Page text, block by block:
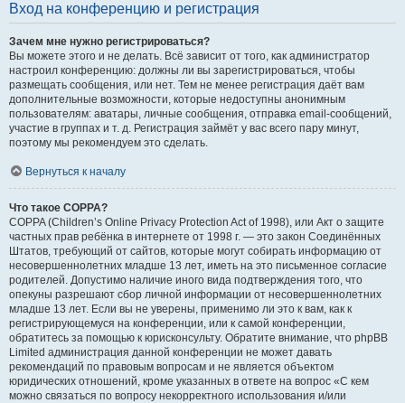
Вход на конференцию и регистрация
Зачем мне нужно регистрироваться?
Вы можете этого и не делать. Всё зависит от того, как администратор
настроил конференцию: должны ли вы зарегистрироваться, чтобы
размещать сообщения, или нет. Тем не менее регистрация даёт вам
дополнительные возможности, которые недоступны анонимным
пользователям: аватары, личные сообщения, отправка email-сообщений,
участие в группах и т. д. Регистрация займёт у вас всего пару минут,
поэтому мы рекомендуем это сделать.
Вернуться к началу
Что такое COPPA?
COPPA (Children’s Online Privacy Protection Act of 1998), или Акт о защите
частных прав ребёнка в интернете от 1998 г. — это закон Соединённых
Штатов, требующий от сайтов, которые могут собирать информацию от
несовершеннолетних младше 13 лет, иметь на это письменное согласие
родителей. Допустимо наличие иного вида подтверждения того, что
опекуны разрешают сбор личной информации от несовершеннолетних
младше 13 лет. Если вы не уверены, применимо ли это к вам, как к
регистрирующемуся на конференции, или к самой конференции,
обратитесь за помощью к юрисконсульту. Обратите внимание, что phpBB
Limited администрация данной конференции не может давать
рекомендаций по правовым вопросам и не является объектом
юридических отношений, кроме указанных в ответе на вопрос «С кем
можно связаться по вопросу некорректного использования и/или